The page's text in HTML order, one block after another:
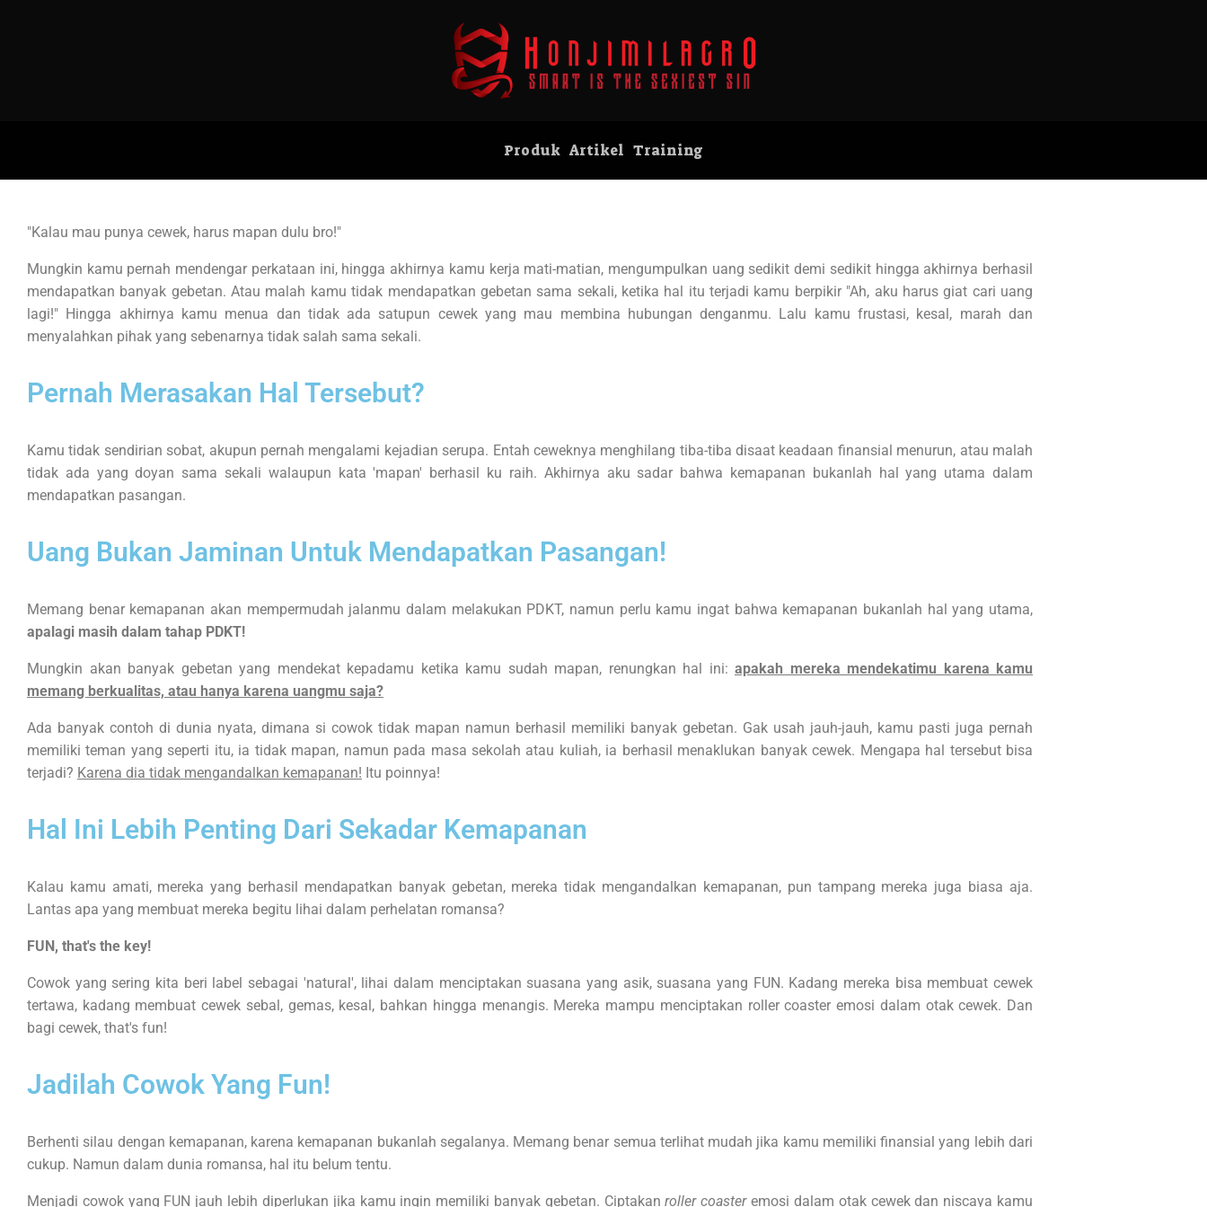
Produk Artikel Training
"Kalau mau punya cewek, harus mapan dulu bro!"
Mungkin kamu pernah mendengar perkataan ini, hingga akhirnya kamu kerja mati-matian, mengumpulkan uang sedikit demi sedikit hingga akhirnya berhasil
mendapatkan banyak gebetan. Atau malah kamu tidak mendapatkan gebetan sama sekali, ketika hal itu terjadi kamu berpikir "Ah, aku harus giat cari uang
lagi!" Hingga akhirnya kamu menua dan tidak ada satupun cewek yang mau membina hubungan denganmu. Lalu kamu frustasi, kesal, marah dan
menyalahkan pihak yang sebenarnya tidak salah sama sekali.
Pernah Merasakan Hal Tersebut?
Kamu tidak sendirian sobat, akupun pernah mengalami kejadian serupa. Entah ceweknya menghilang tiba-tiba disaat keadaan finansial menurun, atau malah
tidak ada yang doyan sama sekali walaupun kata 'mapan' berhasil ku raih. Akhirnya aku sadar bahwa kemapanan bukanlah hal yang utama dalam
mendapatkan pasangan.
Uang Bukan Jaminan Untuk Mendapatkan Pasangan!
Memang benar kemapanan akan mempermudah jalanmu dalam melakukan PDKT, namun perlu kamu ingat bahwa kemapanan bukanlah hal yang utama,
apalagi masih dalam tahap PDKT!
Mungkin akan banyak gebetan yang mendekat kepadamu ketika kamu sudah mapan, renungkan hal ini: apakah mereka mendekatimu karena kamu
memang berkualitas, atau hanya karena uangmu saja?
Ada banyak contoh di dunia nyata, dimana si cowok tidak mapan namun berhasil memiliki banyak gebetan. Gak usah jauh-jauh, kamu pasti juga pernah
memiliki teman yang seperti itu, ia tidak mapan, namun pada masa sekolah atau kuliah, ia berhasil menaklukan banyak cewek. Mengapa hal tersebut bisa
terjadi? Karena dia tidak mengandalkan kemapanan! Itu poinnya!
Hal Ini Lebih Penting Dari Sekadar Kemapanan
Kalau kamu amati, mereka yang berhasil mendapatkan banyak gebetan, mereka tidak mengandalkan kemapanan, pun tampang mereka juga biasa aja.
Lantas apa yang membuat mereka begitu lihai dalam perhelatan romansa?
FUN, that's the key!
Cowok yang sering kita beri label sebagai 'natural', lihai dalam menciptakan suasana yang asik, suasana yang FUN. Kadang mereka bisa membuat cewek
tertawa, kadang membuat cewek sebal, gemas, kesal, bahkan hingga menangis. Mereka mampu menciptakan roller coaster emosi dalam otak cewek. Dan
bagi cewek, that's fun!
Jadilah Cowok Yang Fun!
Berhenti silau dengan kemapanan, karena kemapanan bukanlah segalanya. Memang benar semua terlihat mudah jika kamu memiliki finansial yang lebih dari
cukup. Namun dalam dunia romansa, hal itu belum tentu.
Menjadi cowok yang FUN jauh lebih diperlukan jika kamu ingin memiliki banyak gebetan. Ciptakanroller coasteremosi dalam otak cewek dan niscaya kamu